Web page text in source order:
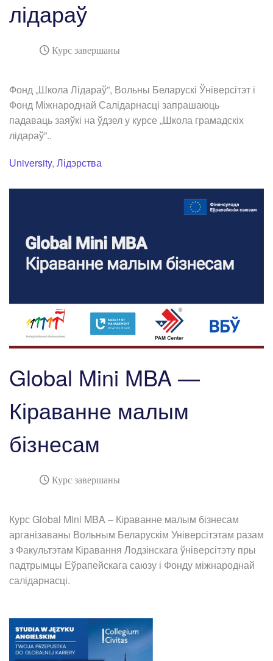
лідараў
Курс завершаны
Фонд „Школа Лідараў”, Вольны Беларускі Ўніверсітэт і
Фонд Міжнароднай Салідарнасці запрашаюць
падаваць заяўкі на ўдзел у курсе „Школа грамадскіх
лідараў”..
University, Лідэрства
Global Mini MBA —
Кіраванне малым
бізнесам
Курс завершаны
Курс Global Mini MBA – Кіраванне малым бізнесам
арганізаваны Вольным Беларускім Універсітэтам разам
з Факультэтам Кіравання Лодзінскага ўніверсітэту пры
падтрымцы Еўрапейскага саюзу і Фонду міжнароднай
салідарнасці.